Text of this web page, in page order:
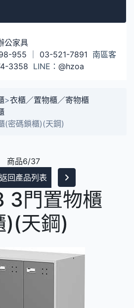
955 03-521-7891 南區客
3358 LINE： @hzoa
>衣櫃／置物櫃／寄物櫃
(密碼鎖櫃)(天鋼)
商品6/37
返回產品列表
3門置物櫃
)(天鋼)